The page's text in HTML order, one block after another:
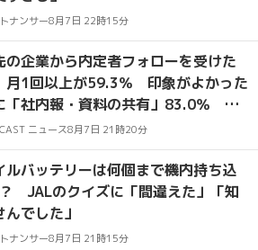
ナンサー8月7日 22時15分
の企業から内定者フォローを受けた
月1回以上が59.3％ 印象がよかった
「社内報・資料の共有」83.0％ マ
調査ニュース8月7日 21時20分
ルバッテリーは何個まで機内持ち込
JALのクイズに「間違えた」「知
んでした」
ナンサー8月7日 21時15分